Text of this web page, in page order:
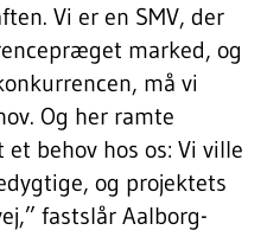
Vi er en SMV, der
marked, og
må vi
Og her ramte
behov hos os: Vi ville
og projektets
fastslår Aalborg-